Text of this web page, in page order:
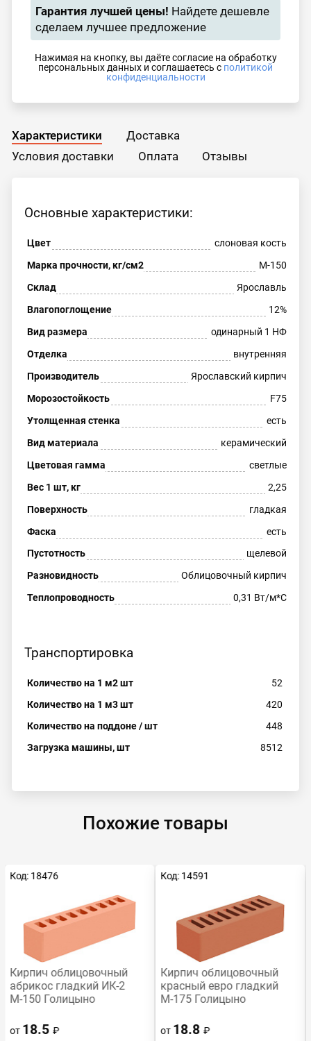
Гарантия лучшей цены! Найдете дешевле
сделаем лучшее предложение
Нажимая на кнопку, вы даёте согласие на обработку
персональных данных и соглашаетесь с политикой
конфиденциальности
Характеристики
Доставка
Условия доставки
Оплата Отзывы
Основные характеристики:
Цвет
слоновая кость
Марка прочности, кг/см2
М-150
Склад
Ярославль
Влагопоглощение
12%
Вид размера
одинарный 1 НФ
Отделка
внутренняя
Производитель
Ярославский кирпич
Морозостойкость
F75
Утолщенная стенка
есть
Вид материала
керамический
Цветовая гамма
светлые
Вес 1 шт, кг
2,25
Поверхность
гладкая
Фаска
есть
Пустотность
щелевой
Разновидность
Облицовочный кирпич
Теплопроводность
0,31 Вт/м*С
Транспортировка
Количество на 1 м2 шт
52
Количество на 1 м3 шт
420
Количество на поддоне / шт
448
Загрузка машины, шт
8512
Похожие товары
Код: 18476
Кирпич облицовочный
абрикос гладкий ИК-2
М-150 Голицыно
от 18.5₽
Код: 14591
Кирпич облицовочный
красный евро гладкий
М-175 Голицыно
от 18.8₽